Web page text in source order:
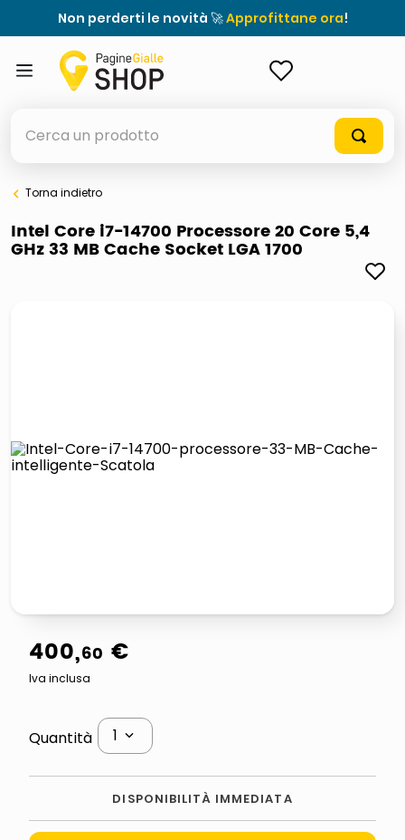
Non perderti le novità 🚀Approfittane ora!
elenchi telefonici
orologio parete
italia independent occhiali sole 0703 thin rotondo sun
pattumiera raccolta differenziata
Torna indietro
Intel Core i7-14700 Processore 20 Core 5,4
GHz 33 MB Cache Socket LGA 1700
400,60 €
Iva inclusa
Quantità 1
DISPONIBILITÀ IMMEDIATA